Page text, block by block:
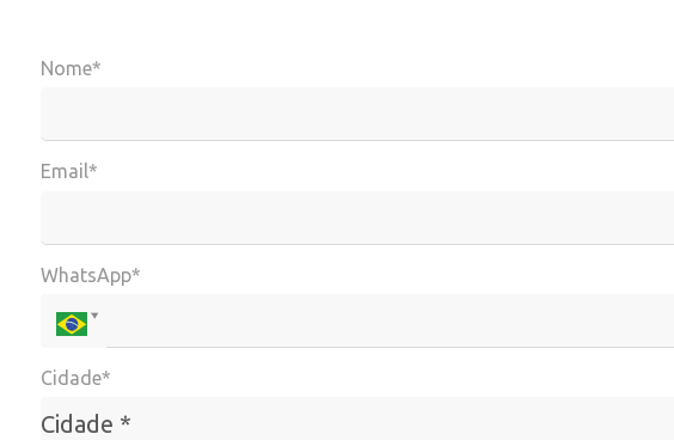
Nome*
Email*
WhatsApp*
Cidade*
Cidade *
Cidade*